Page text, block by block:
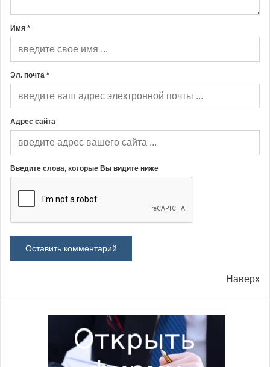
Имя *
Эл. почта *
Адрес сайта
Введите слова, которые Вы видите ниже
Наверх